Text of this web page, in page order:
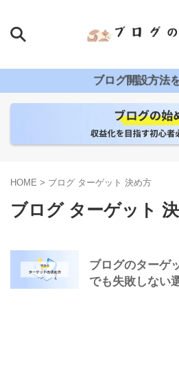
ブログ開設方法
HOME > ブログ ターゲット 決め方
ブログ ターゲット
ブログのターゲ
でも失敗しない